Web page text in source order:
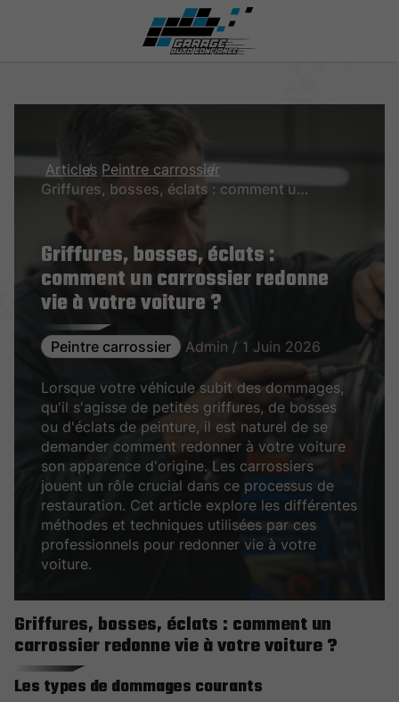
Articles Peintre carrossier
Griffures, bosses, éclats : comment un carrossier redonne vie à votre voiture ?
Griffures, bosses, éclats :
comment un carrossier redonne
vie à votre voiture ?
Peintre carrossier Admin / 1 Juin 2026
Lorsque votre véhicule subit des dommages,
qu'il s'agisse de petites griffures, de bosses
ou d'éclats de peinture, il est naturel de se
demander comment redonner à votre voiture
son apparence d'origine. Les carrossiers
jouent un rôle crucial dans ce processus de
restauration. Cet article explore les différentes
méthodes et techniques utilisées par ces
professionnels pour redonner vie à votre
voiture.
Griffures, bosses, éclats : comment un
carrossier redonne vie à votre voiture ?
Les types de dommages courants